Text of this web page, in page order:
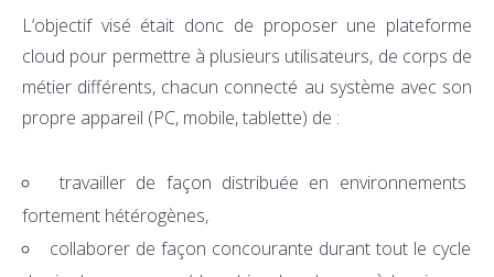
L’objectif visé était donc de proposer une plateforme
cloud pour permettre à plusieurs utilisateurs, de corps de
métier différents, chacun connecté au système avec son
propre appareil (PC, mobile, tablette) de :
travailler de façon distribuée en environnements
fortement hétérogènes,
collaborer de façon concourante durant tout le cycle